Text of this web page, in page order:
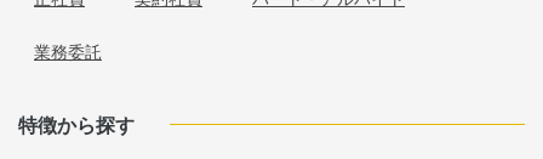
業務委託
特徴から探す